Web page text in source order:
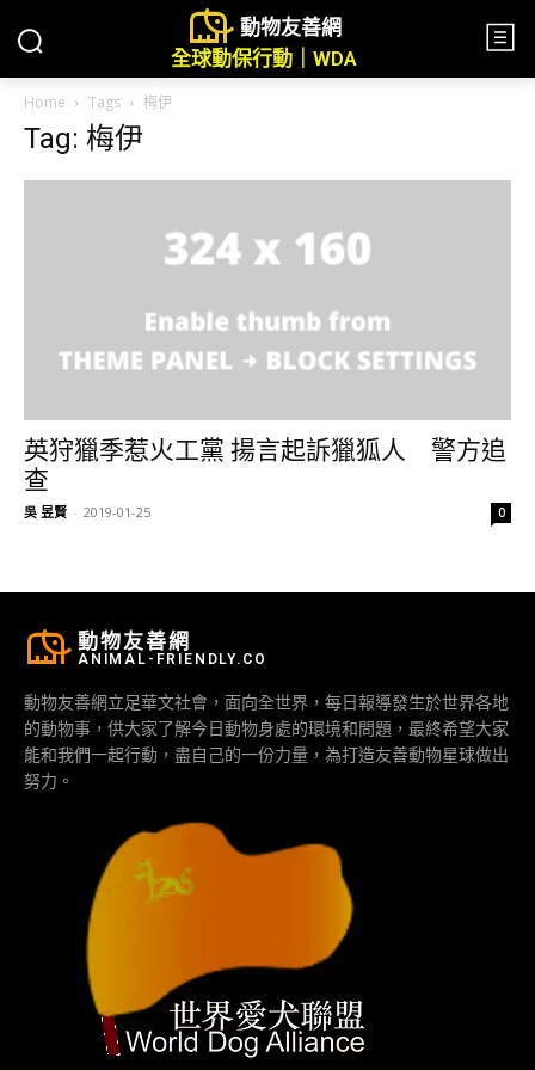
動物友善網
全球動保行動｜WDA
Home Tags 梅伊
Tag: 梅伊
英狩獵季惹火工黨 揚言起訴獵狐人 警方追
查
吳 昱賢 - 2019-01-25 0
動物友善網
ANIMAL-FRIENDLY.CO
動物友善網立足華文社會，面向全世界，每日報導發生於世界各地
的動物事，供大家了解今日動物身處的環境和問題，最終希望大家
能和我們一起行動，盡自己的一份力量，為打造友善動物星球做出
努力。